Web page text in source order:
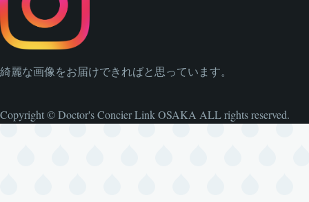
綺麗な画像をお届けできればと思っています。
Copyright © Doctor's Concier Link OSAKA ALL rights reserved.